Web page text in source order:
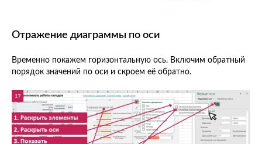
Отражение диаграммы по оси
Временно покажем горизонтальную ось. Включим обратный
порядок значений по оси и скроем её обратно.